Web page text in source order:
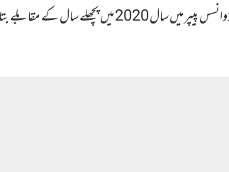
وزارت نے ہفتہ کو یہاں کہا کہ سائنس ایڈوانسس پیپر